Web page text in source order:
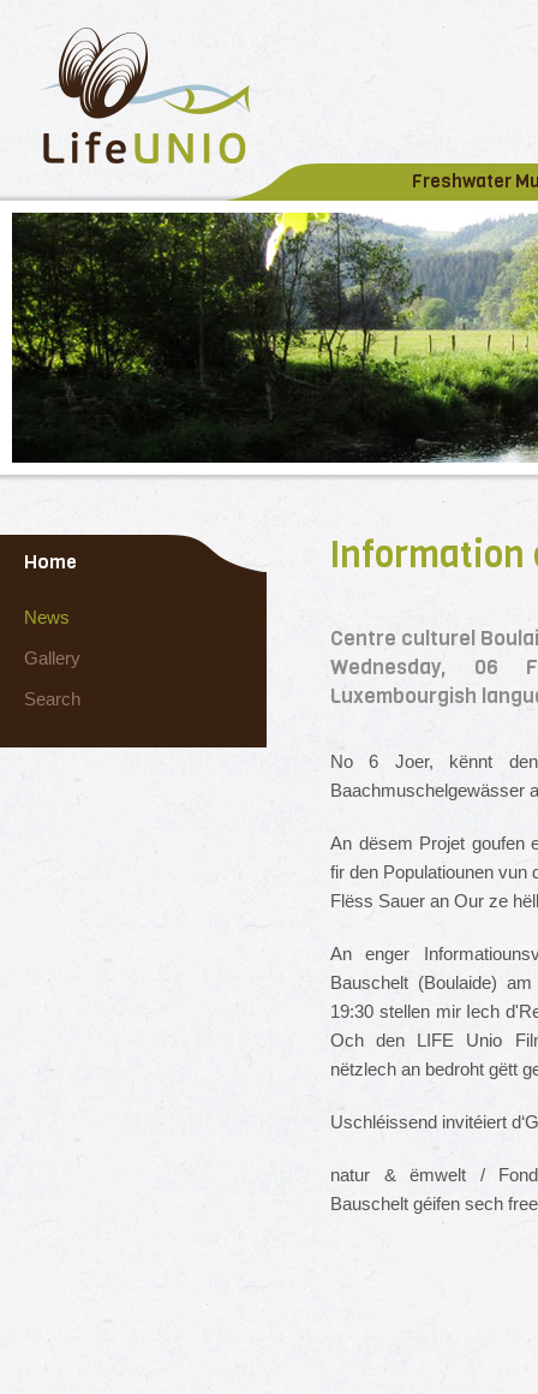
Freshwater
Home
News
Gallery
Search
Information
Centre culturel
Wednesday, 06
Luxembourgish
No 6 Joer, kënnt
Baachmuschelgewässer
An dësem Projet goufen
fir den Populatiounen vun
Flëss Sauer an Our ze
An enger
Bauschelt (Boulaide)
19:30 stellen mir Iech
Och den LIFE Unio
nëtzlech an bedroht gëtt
Uschléissend invitéiert
natur & ëmwelt /
Bauschelt géifen sech